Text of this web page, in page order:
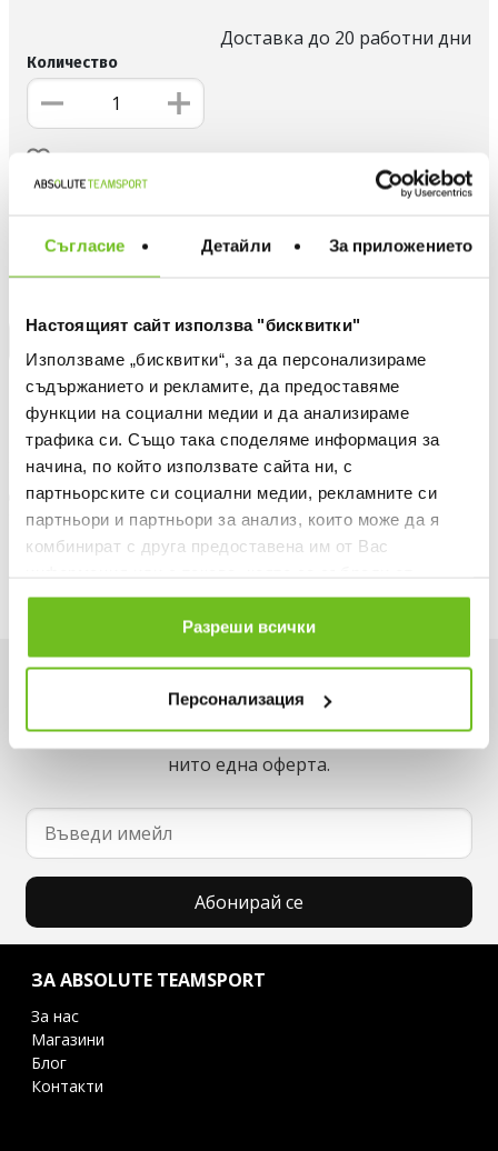
Съгласие Детайли За приложението
Настоящият сайт използва "бисквитки"
Използваме „бисквитки“, за да персонализираме
съдържанието и рекламите, да предоставяме
функции на социални медии и да анализираме
трафика си. Също така споделяме информация за
начина, по който използвате сайта ни, с
партньорските си социални медии, рекламните си
партньори и партньори за анализ, които може да я
комбинират с друга предоставена им от Вас
ползването от Ваша страна на услугите им.
Разреши всички
Персонализация
Доставка до 20 работни дни
Количество
ДОБАВИ В ЛЮБИМИ
ВИЖ ПОВЕЧЕ
КУПИ НА КРЕДИТ
Информация за продукта
Описание
Доставка
Наличност в магазините
Искаш да си първи в списъка ни?
Вземи -15% за първа поръчка и не пропускай
нито една оферта.
Абонирай се
ЗА ABSOLUTE TEAMSPORT
За нас
Магазини
Блог
Контакти